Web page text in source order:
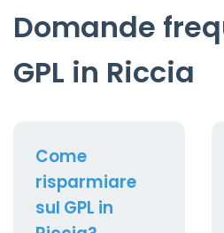
Domande
GPL in Riccia
Come
risparmiare
sul GPL in